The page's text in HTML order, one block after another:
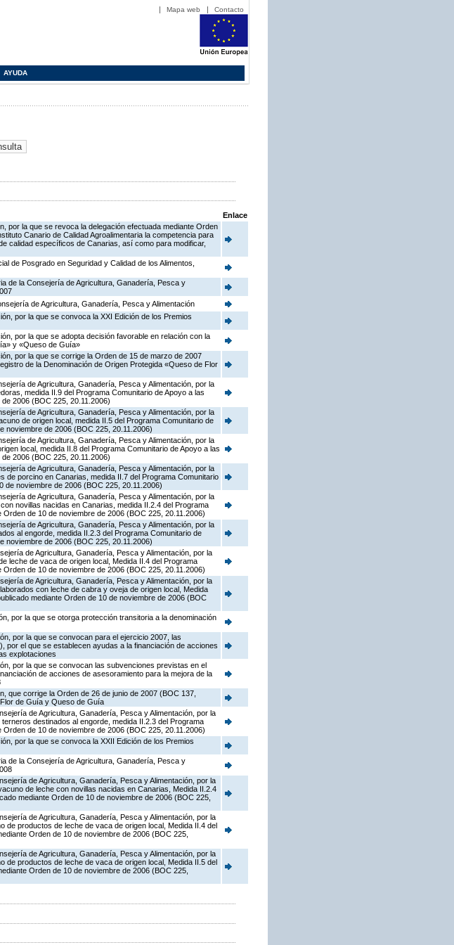
Mapa web Contacto
AYUDA
Enlace
por la que se revoca la delegación efectuada mediante Orden
Canario de Calidad Agroalimentaria la competencia para
calidad específicos de Canarias, así como para modificar,
de Posgrado en Seguridad y Calidad de los Alimentos,
de la Consejería de Agricultura, Ganadería, Pesca y
de Agricultura, Ganadería, Pesca y Alimentación
por la que se convoca la XXI Edición de los Premios
por la que se adopta decisión favorable en relación con la
y «Queso de Guía»
por la que se corrige la Orden de 15 de marzo de 2007
de la Denominación de Origen Protegida «Queso de Flor
de Agricultura, Ganadería, Pesca y Alimentación, por la
medida II.9 del Programa Comunitario de Apoyo a las
2006 (BOC 225, 20.11.2006)
de Agricultura, Ganadería, Pesca y Alimentación, por la
de origen local, medida II.5 del Programa Comunitario de
noviembre de 2006 (BOC 225, 20.11.2006)
de Agricultura, Ganadería, Pesca y Alimentación, por la
local, medida II.8 del Programa Comunitario de Apoyo a las
2006 (BOC 225, 20.11.2006)
de Agricultura, Ganadería, Pesca y Alimentación, por la
porcino en Canarias, medida II.7 del Programa Comunitario
de noviembre de 2006 (BOC 225, 20.11.2006)
de Agricultura, Ganadería, Pesca y Alimentación, por la
novillas nacidas en Canarias, medida II.2.4 del Programa
de 10 de noviembre de 2006 (BOC 225, 20.11.2006)
de Agricultura, Ganadería, Pesca y Alimentación, por la
al engorde, medida II.2.3 del Programa Comunitario de
noviembre de 2006 (BOC 225, 20.11.2006)
de Agricultura, Ganadería, Pesca y Alimentación, por la
leche de vaca de origen local, Medida II.4 del Programa
de 10 de noviembre de 2006 (BOC 225, 20.11.2006)
de Agricultura, Ganadería, Pesca y Alimentación, por la
con leche de cabra y oveja de origen local, Medida
mediante Orden de 10 de noviembre de 2006 (BOC
por la que se otorga protección transitoria a la denominación
por la que se convocan para el ejercicio 2007, las
por el que se establecen ayudas a la financiación de acciones
explotaciones
por la que se convocan las subvenciones previstas en el
de acciones de asesoramiento para la mejora de la
que corrige la Orden de 26 de junio de 2007 (BOC 137,
de Guía y Queso de Guía
de Agricultura, Ganadería, Pesca y Alimentación, por la
destinados al engorde, medida II.2.3 del Programa
de 10 de noviembre de 2006 (BOC 225, 20.11.2006)
por la que se convoca la XXII Edición de los Premios
de la Consejería de Agricultura, Ganadería, Pesca y
de Agricultura, Ganadería, Pesca y Alimentación, por la
de leche con novillas nacidas en Canarias, Medida II.2.4
mediante Orden de 10 de noviembre de 2006 (BOC 225,
de Agricultura, Ganadería, Pesca y Alimentación, por la
productos de leche de vaca de origen local, Medida II.4 del
Orden de 10 de noviembre de 2006 (BOC 225,
de Agricultura, Ganadería, Pesca y Alimentación, por la
productos de leche de vaca de origen local, Medida II.5 del
Orden de 10 de noviembre de 2006 (BOC 225,